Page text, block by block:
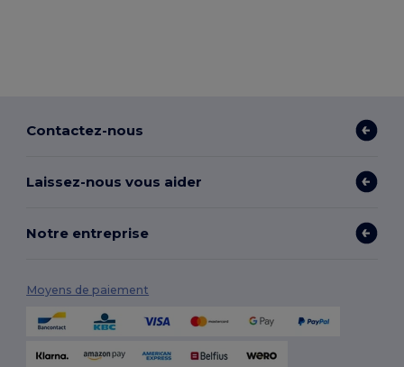
Contactez-nous
Laissez-nous vous aider
Notre entreprise
Moyens de paiement